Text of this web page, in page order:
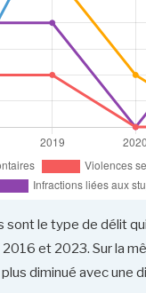
le type de délit
et 2023. Sur la
diminué avec une